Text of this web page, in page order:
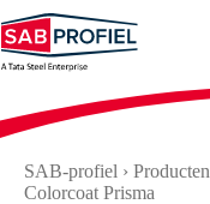
naar
de
inhoud
SAB-profiel › Producten
Colorcoat Prisma